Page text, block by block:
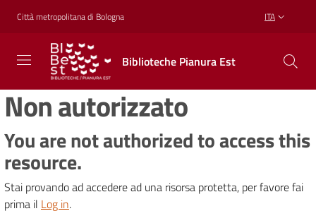
Vai al contenuto
Vai alla navigazione
Vai al footer
Città metropolitana di Bologna ITA
Biblioteche Pianura Est
Biblioteche
Pianura
Est
CONOSCERE,
CREARE,
Biblioteche
Non autorizzato
You are not authorized to access this
resource.
Stai provando ad accedere ad una risorsa protetta, per favore fai
prima il Log in.